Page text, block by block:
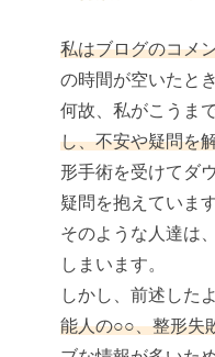
私はブログのコメ
の時間が空いたと
何故、私がこうま
し、不安や疑問を
形手術を受けてダ
疑問を抱えています
そのような人達は
しまいます。
しかし、前述した
能人の○○、整形失